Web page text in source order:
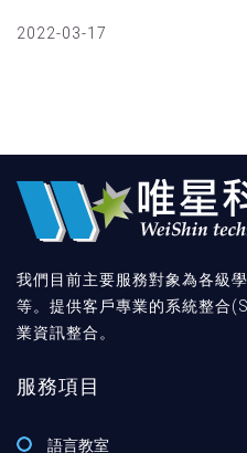
2022-03-17
我們目前主要服務對象為各級
等。提供客戶專業的系統整合
業資訊整合。
服務項目
語言教室